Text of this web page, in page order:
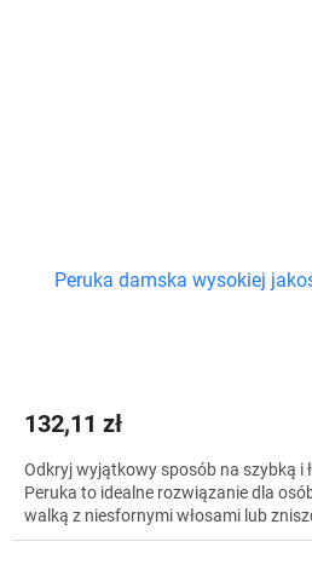
Peruka damska wysokiej
132,11 zł
Odkryj wyjątkowy sposób na szybką i
Peruka to idealne rozwiązanie dla
walką z niesfornymi włosami lub